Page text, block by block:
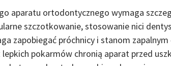
aparatu ortodontycznego wymaga
szczotkowanie, stosowanie nici
zapobiegać próchnicy i stanom
pokarmów chronią aparat przed